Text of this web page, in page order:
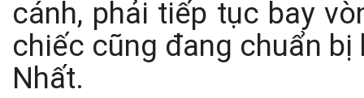
cánh, phải tiếp tục bay
chiếc cũng đang chuẩn bị
Nhất.